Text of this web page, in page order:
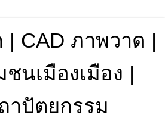
| CAD ภาพวาด |
นเมืองเมือง |
าปัตยกรรม